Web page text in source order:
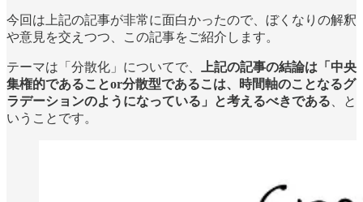
今回は上記の記事が非常に面白かったので、ぼくなりの解釈
や意見を交えつつ、この記事をご紹介します。
テーマは「分散化」についてで、
上記の記事の結論は「中央
集権的であることor分散型であるこは、時間軸のことなるグ
ラデーションのようになっている」と考えるべきである 、と
いうことです。